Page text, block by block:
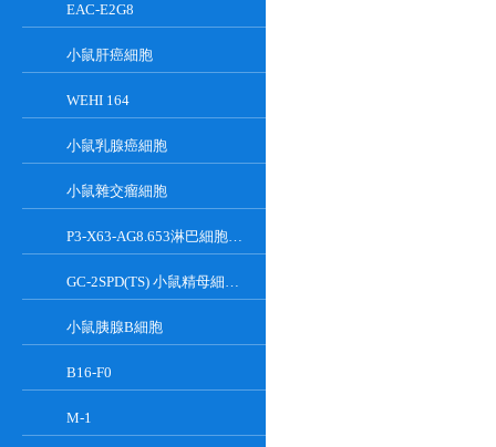
EAC-E2G8
小鼠肝癌細胞
WEHI 164
小鼠乳腺癌細胞
小鼠雜交瘤細胞
P3-X63-AG8.653淋巴細胞小鼠骨髓瘤細胞
GC-2SPD(TS) 小鼠精母細胞系
小鼠胰腺Β細胞
B16-F0
M-1